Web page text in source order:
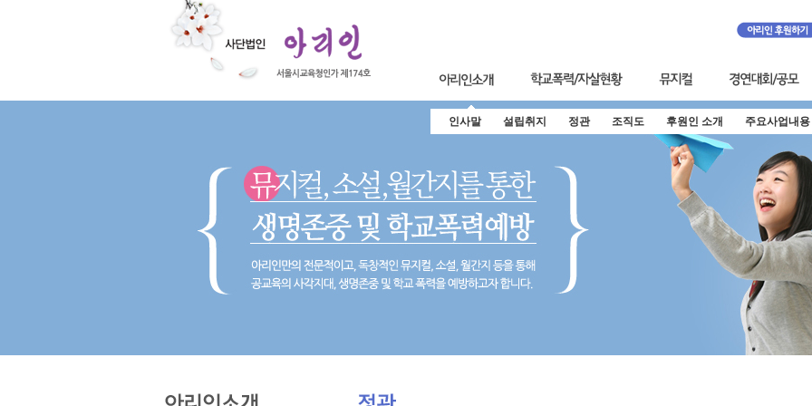
인사말 설립취지 정관 조직도 후원인 소개 주요사업내용